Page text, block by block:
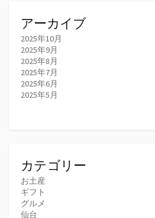
アーカイブ
2025年10月
2025年9月
2025年8月
2025年7月
2025年6月
2025年5月
カテゴリー
お土産
ギフト
グルメ
仙台